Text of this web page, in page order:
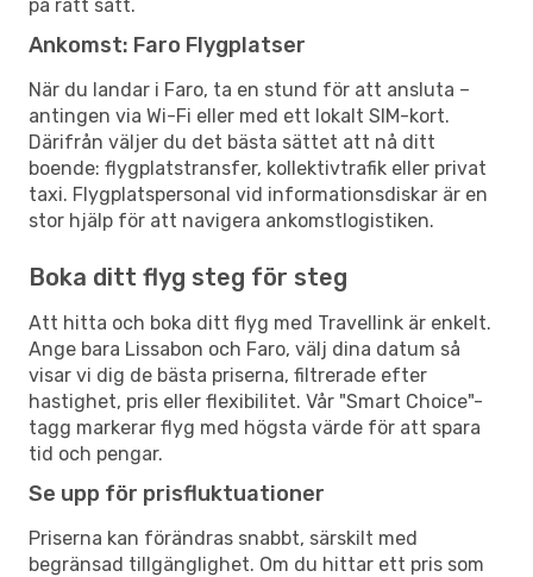
på rätt sätt.
Ankomst: Faro Flygplatser
När du landar i Faro, ta en stund för att ansluta –
antingen via Wi-Fi eller med ett lokalt SIM-kort.
Därifrån väljer du det bästa sättet att nå ditt
boende: flygplatstransfer, kollektivtrafik eller privat
taxi. Flygplatspersonal vid informationsdiskar är en
stor hjälp för att navigera ankomstlogistiken.
Boka ditt flyg steg för steg
Att hitta och boka ditt flyg med Travellink är enkelt.
Ange bara Lissabon och Faro, välj dina datum så
visar vi dig de bästa priserna, filtrerade efter
hastighet, pris eller flexibilitet. Vår "Smart Choice"-
tagg markerar flyg med högsta värde för att spara
tid och pengar.
Se upp för prisfluktuationer
Priserna kan förändras snabbt, särskilt med
begränsad tillgänglighet. Om du hittar ett pris som